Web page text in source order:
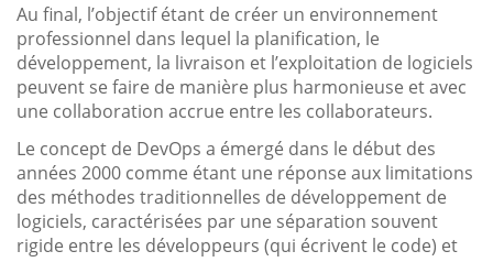
Au final, l’objectif étant de créer un environnement
professionnel dans lequel la planification, le
développement, la livraison et l’exploitation de logiciels
peuvent se faire de manière plus harmonieuse et avec
une collaboration accrue entre les collaborateurs.
Le concept de DevOps a émergé dans le début des
années 2000 comme étant une réponse aux limitations
des méthodes traditionnelles de développement de
logiciels, caractérisées par une séparation souvent
rigide entre les développeurs (qui écrivent le code) et